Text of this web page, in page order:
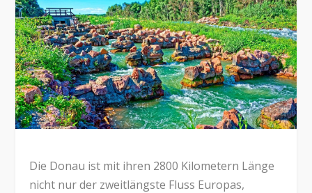
Die Donau ist mit ihren 2800 Kilometern Länge
nicht nur der zweitlängste Fluss Europas,